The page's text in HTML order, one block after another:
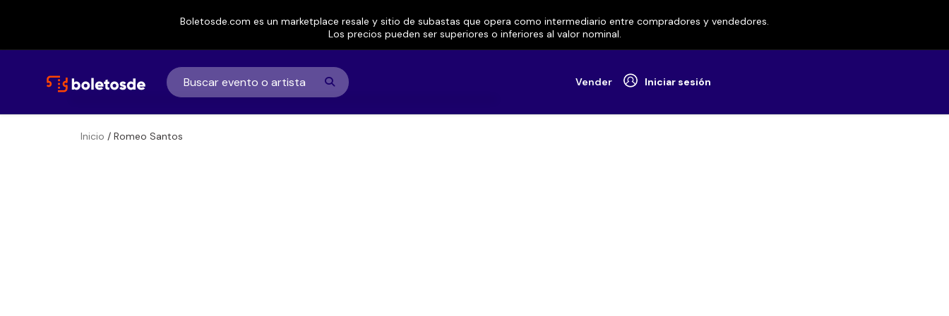
Boletosde.com es un marketplace resale y sitio de subastas que opera como intermediario entre compradores y vendedores.
Los precios pueden ser superiores o inferiores al valor nominal.
Vender Iniciar sesión
Inicio / Romeo Santos